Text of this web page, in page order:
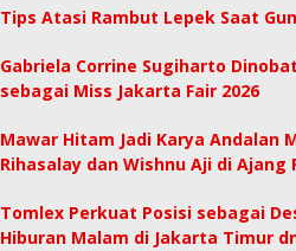
Tips Atasi Rambut Lepek Saat
Gabriela Corrine Sugiharto
sebagai Miss Jakarta Fair 2026
Mawar Hitam Jadi Karya Andalan
Rihasalay dan Wishnu Aji di Ajang
Tomlex Perkuat Posisi sebagai
Hiburan Malam di Jakarta Timur